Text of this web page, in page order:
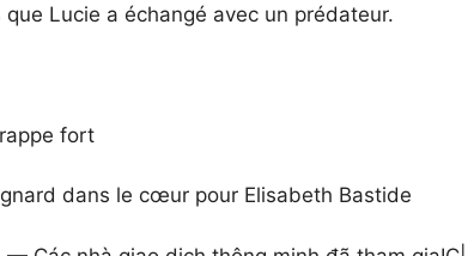
Lucie a échangé avec un prédateur.
fort
dans le cœur pour Elisabeth Bastide